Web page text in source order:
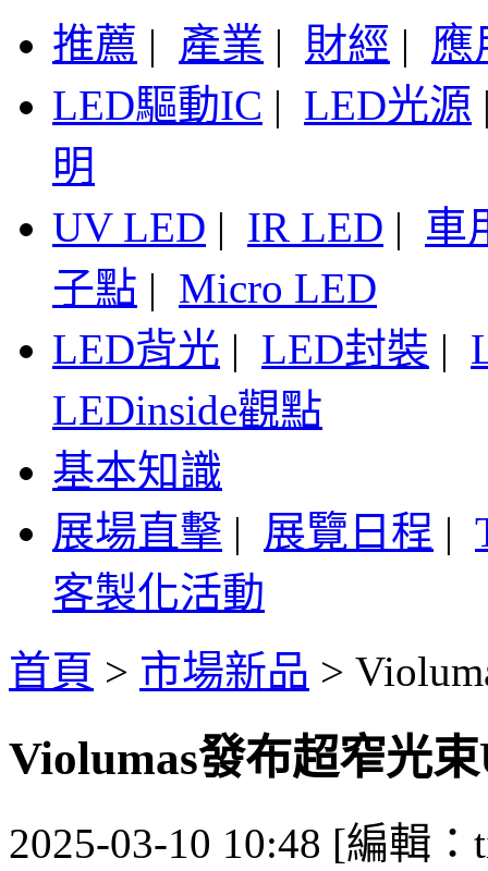
推薦 | 產業 | 財經 | 應
LED驅動IC | LED光源
明
UV LED | IR LED | 車
子點 | Micro LED
LED背光 | LED封裝 |
LEDinside觀點
基本知識
展場直擊 | 展覽日程 |
客製化活動
首頁 > 市場新品 >
Violumas發布超窄光
2025-03-10 10:48 [編輯：